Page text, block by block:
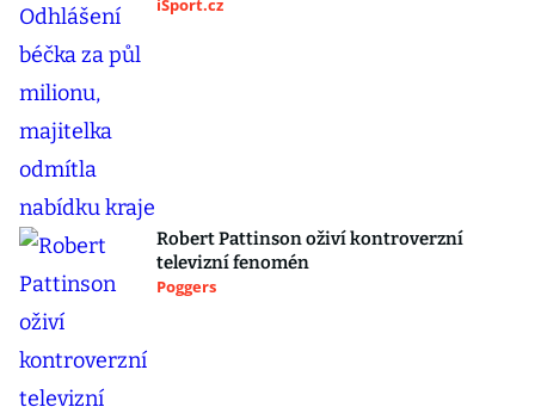
iSport.cz
Robert Pattinson oživí kontroverzní
televizní fenomén
Poggers